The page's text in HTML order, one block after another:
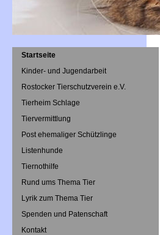
Startseite
Kinder- und Jugendarbeit
Rostocker Tierschutzverein e.V.
Tierheim Schlage
Tiervermittlung
Post ehemaliger Schützlinge
Listenhunde
Tiernothilfe
Rund ums Thema Tier
Lyrik zum Thema Tier
Spenden und Patenschaft
Kontakt